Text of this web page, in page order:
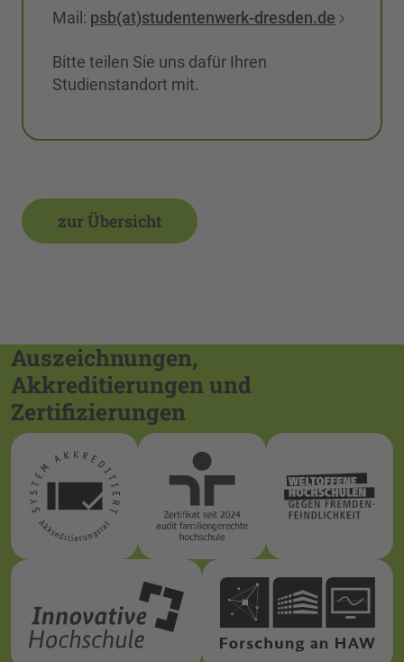
Mail: psb(at)studentenwerk-dresden.de
Bitte teilen Sie uns dafür Ihren
Studienstandort mit.
zur Übersicht
Auszeichnungen,
Akkreditierungen und
Zertifizierungen